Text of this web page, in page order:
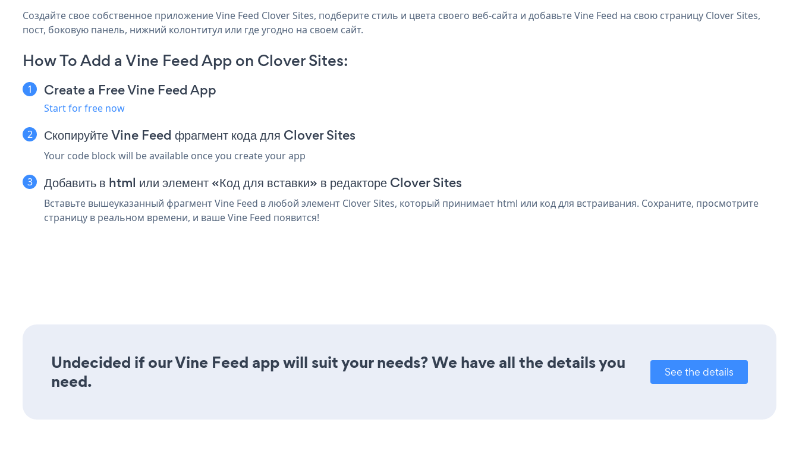
Создайте свое собственное приложение Vine Feed Clover Sites, подберите стиль и цвета своего веб-сайта и добавьте Vine Feed на свою страницу Clover Sites,
пост, боковую панель, нижний колонтитул или где угодно на своем сайт.
How To Add a Vine Feed App on Clover Sites:
Create a Free Vine Feed App
Start for free now
Скопируйте Vine Feed фрагмент кода для Clover Sites
Your code block will be available once you create your app
Добавить в html или элемент «Код для вставки» в редакторе Clover Sites
Вставьте вышеуказанный фрагмент Vine Feed в любой элемент Clover Sites, который принимает html или код для встраивания. Сохраните, просмотрите
страницу в реальном времени, и ваше Vine Feed появится!
Undecided if our Vine Feed app will suit your needs? We have all the details you
need.
See the details